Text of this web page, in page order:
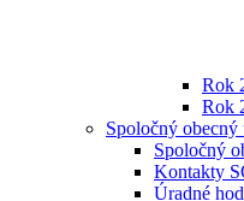
Rok
Rok
Spoločný obecný
Spoločný
Kontakty
Úradné